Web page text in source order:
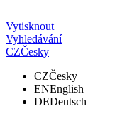
Vytisknout
Vyhledávání
CZČesky
CZČesky
ENEnglish
DEDeutsch